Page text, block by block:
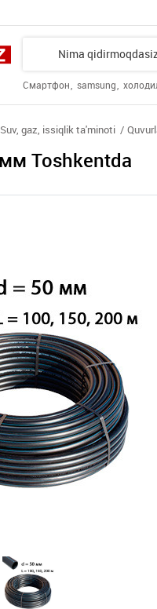
Смартфон samsung
Suv, gaz, issiqlik ta'minoti
Toshkentda